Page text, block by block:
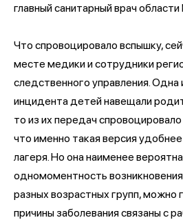
главный санитарный врач
Что спровоцировало вспышку,
месте медики и сотрудники
следственного управления. Одна
инцидента детей навещали
то из их передач
что именно такая версия
лагеря. Но она наименее
одномоментность
разных возрастных групп, можно
причины заболевания связаны с